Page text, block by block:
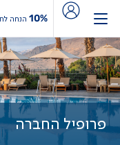
10% הנחה
פרופיל החברה